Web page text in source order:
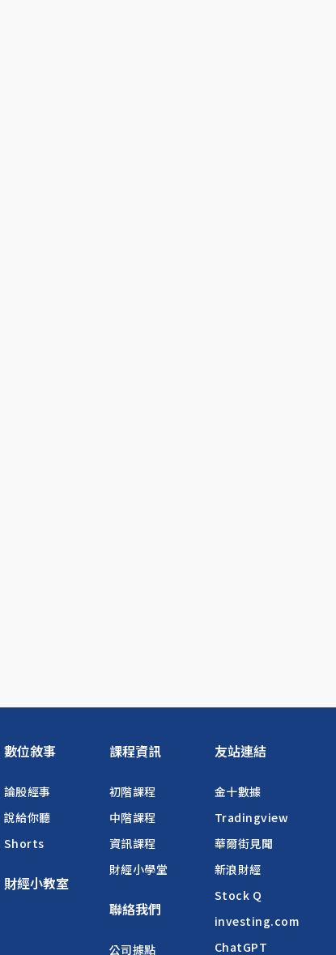
數位敘事
論股經事
說給你聽
Shorts
財經小教室
課程資訊
初階課程
中階課程
資訊課程
財經小學堂
聯絡我們
公司據點
友站連結
金十數據
Tradingview
華爾街見聞
新浪財經
Stock Q
investing.com
ChatGPT